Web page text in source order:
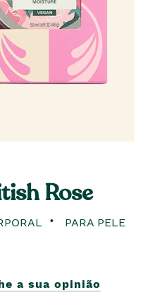
Rose
PARA PELE
a sua opinião